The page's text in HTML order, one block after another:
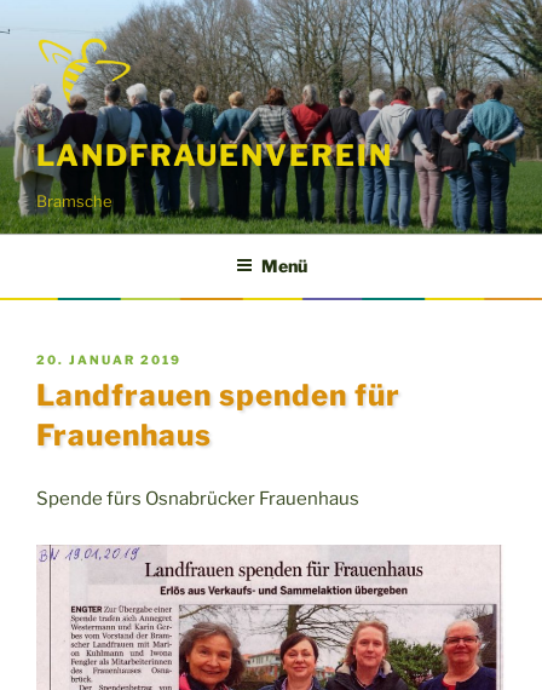
Inhalt
springen
LANDFRAUENVEREIN
Bramsche
Menü
VERÖFFENTLICHT
AM
20. JANUAR 2019
Landfrauen spenden für
Frauenhaus
Spende fürs Osnabrücker Frauenhaus